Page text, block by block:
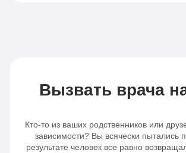
Вызвать врача
Кто-то из ваших родственников или
зависимости? Вы всячески пытались
результате человек все равно